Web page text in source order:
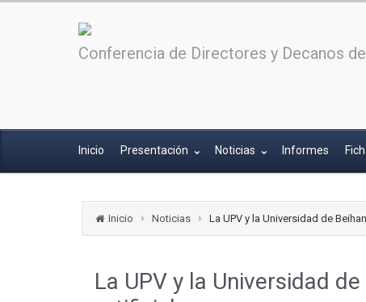
Conferencia de Directores y Decanos
Inicio Presentación Noticias Informes
Inicio Noticias La UPV y la Universidad de
La UPV y la Universidad